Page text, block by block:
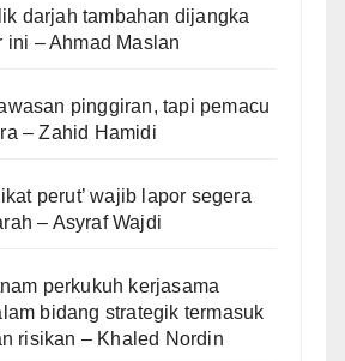
darjah tambahan dijangka
ini – Ahmad Maslan
pinggiran, tapi pemacu
– Zahid Hamidi
perut’ wajib lapor segera
– Asyraf Wajdi
perkukuh kerjasama
bidang strategik termasuk
risikan – Khaled Nordin